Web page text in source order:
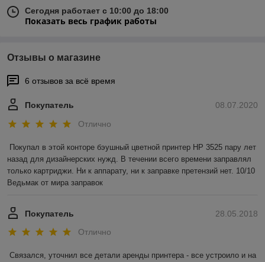
Сегодня работает с 10:00 до 18:00
Показать весь график работы
Отзывы о магазине
6 отзывов за всё время
08.07.2020
Покупатель
Отлично
Покупал в этой конторе бэушный цветной принтер HP 3525 пару лет
назад для дизайнерских нужд. В течении всего времени заправлял
только картриджи. Ни к аппарату, ни к заправке претензий нет. 10/10
Ведьмак от мира заправок
28.05.2018
Покупатель
Отлично
Связался, уточнил все детали аренды принтера - все устроило и на